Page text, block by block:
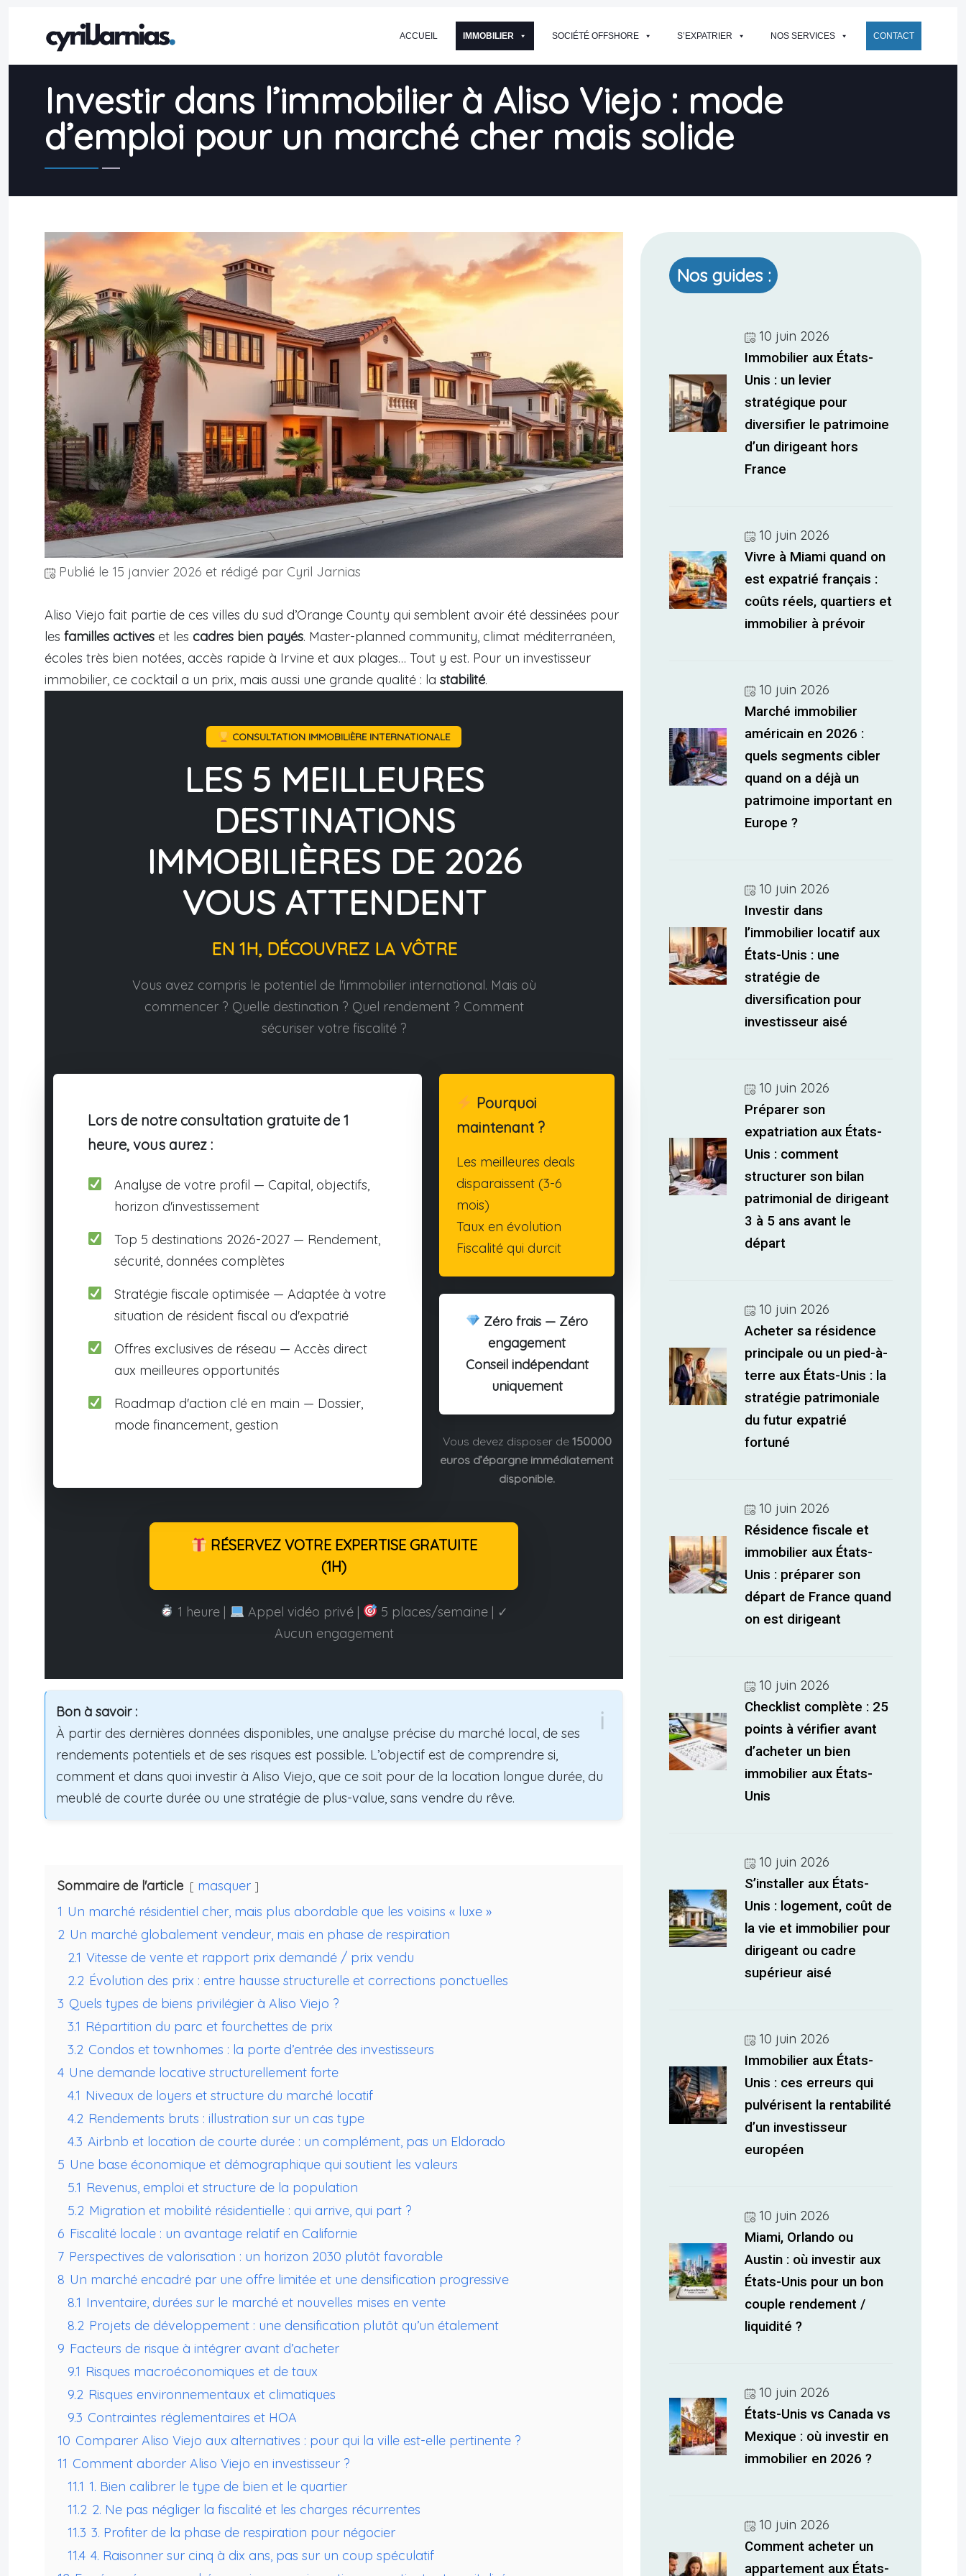
ACCUEIL IMMOBILIER SOCIÉTÉ OFFSHORE S’EXPATRIER NOS SERVICES CONTACT
Investir dans l’immobilier à Aliso Viejo : mode
d’emploi pour un marché cher mais solide
Publié le 15 janvier 2026 et rédigé par Cyril Jarnias
Aliso Viejo fait partie de ces villes du sud d’Orange County qui semblent avoir été dessinées pour
les familles actives et les cadres bien payés. Master-planned community, climat méditerranéen,
écoles très bien notées, accès rapide à Irvine et aux plages… Tout y est. Pour un investisseur
immobilier, ce cocktail a un prix, mais aussi une grande qualité : la stabilité.
CONSULTATION IMMOBILIÈRE INTERNATIONALE
LES 5 MEILLEURES
DESTINATIONS
IMMOBILIÈRES DE 2026
VOUS ATTENDENT
EN 1H, DÉCOUVREZ LA VÔTRE
Vous avez compris le potentiel de l'immobilier international. Mais où
commencer ? Quelle destination ? Quel rendement ? Comment
sécuriser votre fiscalité ?
Lors de notre consultation gratuite de 1
heure, vous aurez :
Analyse de votre profil — Capital, objectifs,
horizon d'investissement
Top 5 destinations 2026-2027 — Rendement,
sécurité, données complètes
Stratégie fiscale optimisée — Adaptée à votre
situation de résident fiscal ou d'expatrié
Offres exclusives de réseau — Accès direct
aux meilleures opportunités
Roadmap d'action clé en main — Dossier,
mode financement, gestion
Pourquoi
maintenant ?
Les meilleures deals
disparaissent (3-6
mois)
Taux en évolution
Fiscalité qui durcit
Zéro frais — Zéro
engagement
Conseil indépendant
uniquement
Vous devez disposer de 150000
euros d’épargne immédiatement
disponible.
RÉSERVEZ VOTRE EXPERTISE GRATUITE
(1H)
1 heure | Appel vidéo privé |
5 places/semaine | ✓
Aucun engagement
Bon à savoir :
À partir des dernières données disponibles, une analyse précise du marché local, de ses
rendements potentiels et de ses risques est possible. L’objectif est de comprendre si,
comment et dans quoi investir à Aliso Viejo, que ce soit pour de la location longue durée, du
meublé de courte durée ou une stratégie de plus-value, sans vendre du rêve.
Sommaire de l'article
masquer
1 Un marché résidentiel cher, mais plus abordable que les voisins « luxe »
2 Un marché globalement vendeur, mais en phase de respiration
2.1 Vitesse de vente et rapport prix demandé / prix vendu
2.2 Évolution des prix : entre hausse structurelle et corrections ponctuelles
3 Quels types de biens privilégier à Aliso Viejo ?
3.1 Répartition du parc et fourchettes de prix
3.2 Condos et townhomes : la porte d’entrée des investisseurs
4 Une demande locative structurellement forte
4.1 Niveaux de loyers et structure du marché locatif
4.2 Rendements bruts : illustration sur un cas type
4.3 Airbnb et location de courte durée : un complément, pas un Eldorado
5 Une base économique et démographique qui soutient les valeurs
5.1 Revenus, emploi et structure de la population
5.2 Migration et mobilité résidentielle : qui arrive, qui part ?
6 Fiscalité locale : un avantage relatif en Californie
7 Perspectives de valorisation : un horizon 2030 plutôt favorable
8 Un marché encadré par une offre limitée et une densification progressive
8.1 Inventaire, durées sur le marché et nouvelles mises en vente
8.2 Projets de développement : une densification plutôt qu’un étalement
9 Facteurs de risque à intégrer avant d’acheter
9.1 Risques macroéconomiques et de taux
9.2 Risques environnementaux et climatiques
9.3 Contraintes réglementaires et HOA
10 Comparer Aliso Viejo aux alternatives : pour qui la ville est-elle pertinente ?
11 Comment aborder Aliso Viejo en investisseur ?
11.1 1. Bien calibrer le type de bien et le quartier
11.2 2. Ne pas négliger la fiscalité et les charges récurrentes
11.3 3. Profiter de la phase de respiration pour négocier
11.4 4. Raisonner sur cinq à dix ans, pas sur un coup spéculatif
Nos guides :
10 juin 2026
Immobilier aux États-
Unis : un levier
stratégique pour
diversifier le patrimoine
d’un dirigeant hors
France
10 juin 2026
Vivre à Miami quand on
est expatrié français :
coûts réels, quartiers et
immobilier à prévoir
10 juin 2026
Marché immobilier
américain en 2026 :
quels segments cibler
quand on a déjà un
patrimoine important en
Europe ?
10 juin 2026
Investir dans
l’immobilier locatif aux
États-Unis : une
stratégie de
diversification pour
investisseur aisé
10 juin 2026
Préparer son
expatriation aux États-
Unis : comment
structurer son bilan
patrimonial de dirigeant
3 à 5 ans avant le
départ
10 juin 2026
Acheter sa résidence
principale ou un pied-à-
terre aux États-Unis : la
stratégie patrimoniale
du futur expatrié
fortuné
10 juin 2026
Résidence fiscale et
immobilier aux États-
Unis : préparer son
départ de France quand
on est dirigeant
10 juin 2026
Checklist complète : 25
points à vérifier avant
d’acheter un bien
immobilier aux États-
Unis
10 juin 2026
S’installer aux États-
Unis : logement, coût de
la vie et immobilier pour
dirigeant ou cadre
supérieur aisé
10 juin 2026
Immobilier aux États-
Unis : ces erreurs qui
pulvérisent la rentabilité
d’un investisseur
européen
10 juin 2026
Miami, Orlando ou
Austin : où investir aux
États-Unis pour un bon
couple rendement /
liquidité ?
10 juin 2026
États-Unis vs Canada vs
Mexique : où investir en
immobilier en 2026 ?
10 juin 2026
Comment acheter un
appartement aux États-